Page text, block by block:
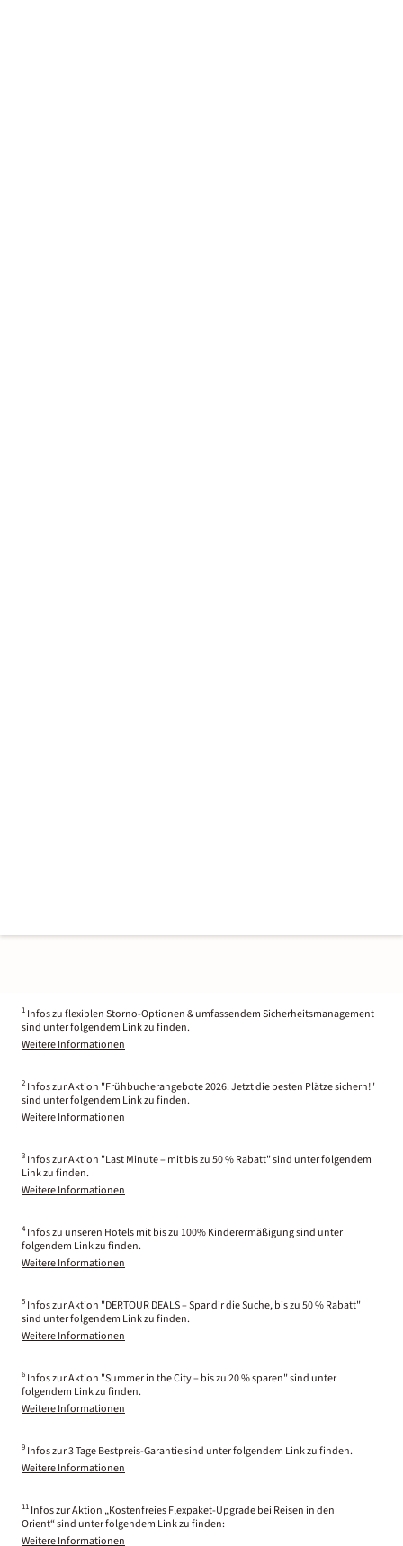
1 Infos zu flexiblen Storno-Optionen & umfassendem Sicherheitsmanagement
sind unter folgendem Link zu finden.
Weitere Informationen
2 Infos zur Aktion "Frühbucherangebote 2026: Jetzt die besten Plätze sichern!"
sind unter folgendem Link zu finden.
Weitere Informationen
3 Infos zur Aktion "Last Minute – mit bis zu 50 % Rabatt" sind unter folgendem
Link zu finden.
Weitere Informationen
4 Infos zu unseren Hotels mit bis zu 100% Kinderermäßigung sind unter
folgendem Link zu finden.
Weitere Informationen
5 Infos zur Aktion "DERTOUR DEALS – Spar dir die Suche, bis zu 50 % Rabatt"
sind unter folgendem Link zu finden.
Weitere Informationen
6 Infos zur Aktion "Summer in the City – bis zu 20 % sparen" sind unter
folgendem Link zu finden.
Weitere Informationen
9 Infos zur 3 Tage Bestpreis-Garantie sind unter folgendem Link zu finden.
Weitere Informationen
11 Infos zur Aktion „Kostenfreies Flexpaket-Upgrade bei Reisen in den
Orient“ sind unter folgendem Link zu finden:
Weitere Informationen